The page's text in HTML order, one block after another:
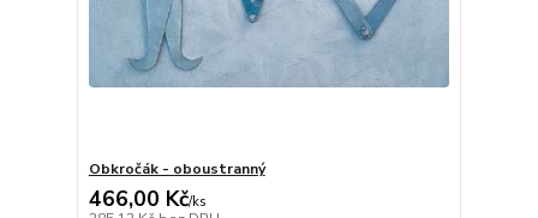
Obkročák - oboustranný
466,00 Kč/ks